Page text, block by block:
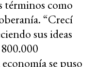
términos como
“Crecí
sus ideas
se puso